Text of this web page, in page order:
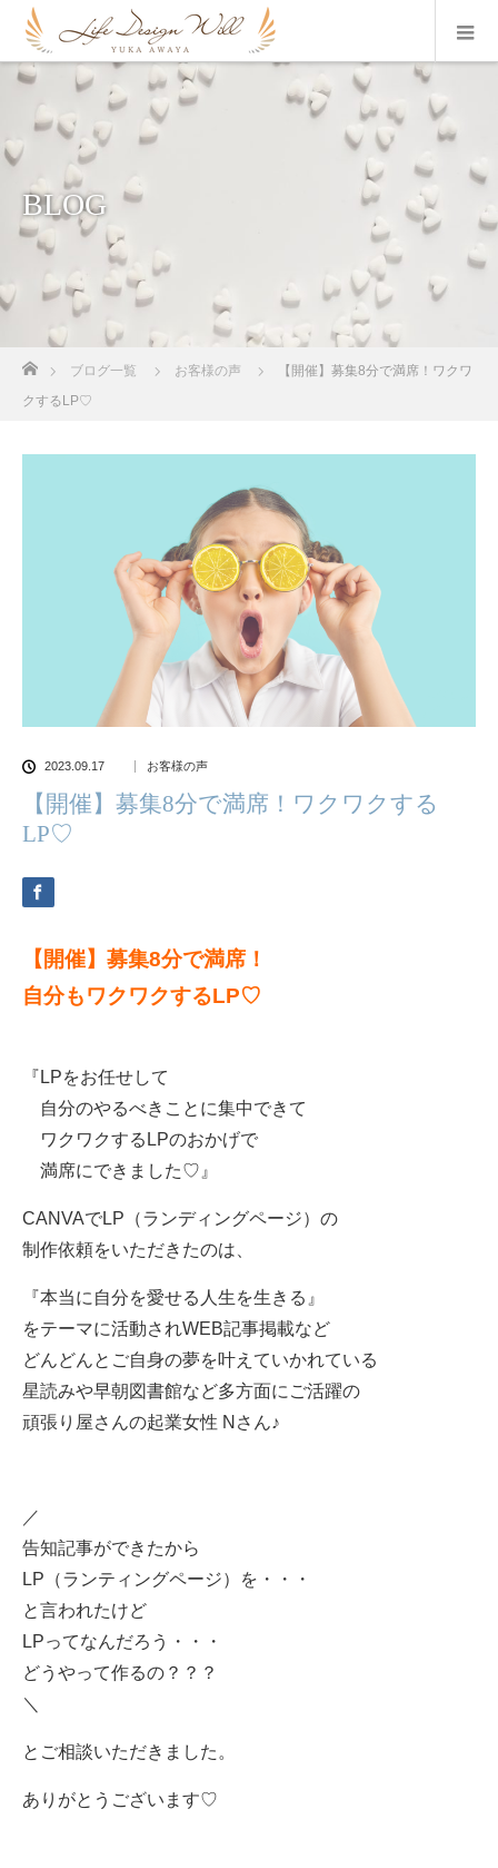
BLOG
ブログ一覧 お客様の声
【開催】募集8分で満席！ワクワ
クするLP♡
2023.09.17 お客様の声
【開催】募集8分で満席！ワクワクする
LP♡
【開催】募集8分で満席！
自分もワクワクするLP♡
『LPをお任せして
自分のやるべきことに集中できて
ワクワクするLPのおかげで
満席にできました♡』
CANVAでLP（ランディングページ）の
制作依頼をいただきたのは、
『本当に自分を愛せる人生を生きる』
をテーマに活動されWEB記事掲載など
どんどんとご自身の夢を叶えていかれている
星読みや早朝図書館など多方面にご活躍の
頑張り屋さんの起業女性 Nさん♪
／
告知記事ができたから
LP（ランティングページ）を・・・
と言われたけど
LPってなんだろう・・・
どうやって作るの？？？
＼
とご相談いただきました。
ありがとうございます♡